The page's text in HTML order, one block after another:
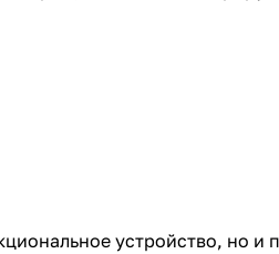
устройство, но и